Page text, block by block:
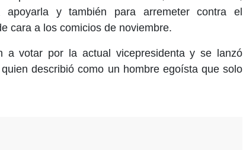
apoyarla y también para arremeter contra el
cara a los comicios de noviembre.
a votar por la actual vicepresidenta y se lanzó
describió como un hombre egoísta que solo